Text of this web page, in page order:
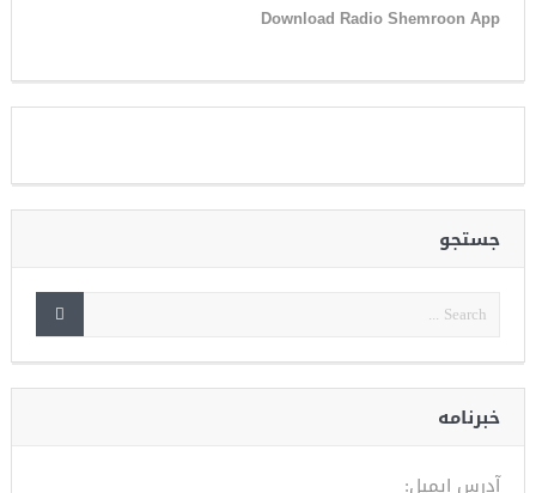
Download Radio Shemroon App
جستجو
خبرنامه
آدرس ایمیل: